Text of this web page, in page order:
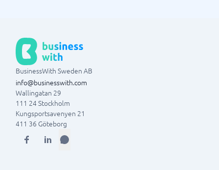
BusinessWith Sweden AB
info@businesswith.com
Wallingatan 29
111 24Stockholm
Kungsportsavenyen 21
411 36 Göteborg